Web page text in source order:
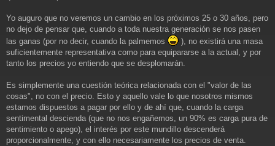
Yo auguro que no veremos un cambio en los próximos 25 o 30 años, pero
no dejo de pensar que, cuando a toda nuestra generación se nos pasen
las ganas (por no decir, cuando la palmemos
), no existirá una masa
suficientemente representativa como para equipararse a la actual, y por
tanto los precios yo entiendo que se desplomarán.
Es simplemente una cuestión teórica relacionada con el "valor de las
cosas", no con el precio. Esto y aquello vale lo que nosotros mismos
estamos dispuestos a pagar por ello y de ahí que, cuando la carga
sentimental descienda (que no nos engañemos, un 90% es carga pura de
sentimiento o apego), el interés por este mundillo descenderá
proporcionalmente, y con ello necesariamente los precios de venta.